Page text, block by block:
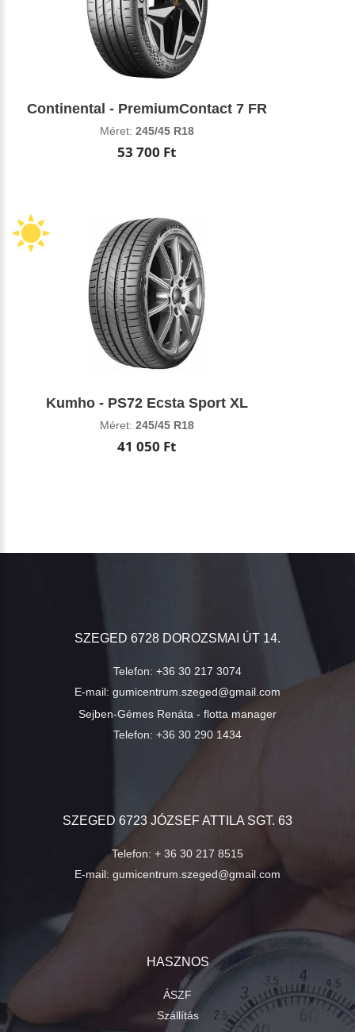
Continental - PremiumContact 7 FR
Méret: 245/45 R18
53 700 Ft
Kumho - PS72 Ecsta Sport XL
Méret: 245/45 R18
41 050 Ft
SZEGED 6728 DOROZSMAI ÚT 14.
Telefon: +36 30 217 3074
E-mail: gumicentrum.szeged@gmail.com
Sejben-Gémes Renáta - flotta manager
Telefon: +36 30 290 1434
SZEGED 6723 JÓZSEF ATTILA SGT. 63
Telefon: + 36 30 217 8515
E-mail: gumicentrum.szeged@gmail.com
HASZNOS
ÁSZF
Szállítás